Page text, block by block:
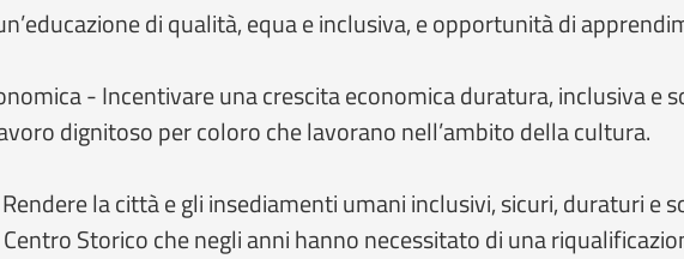
di qualità, equa e inclusiva, e opportunità di
- Incentivare una crescita economica duratura, inclusiva e
dignitoso per coloro che lavorano nell’ambito della cultura.
la città e gli insediamenti umani inclusivi, sicuri, duraturi e
Storico che negli anni hanno necessitato di una